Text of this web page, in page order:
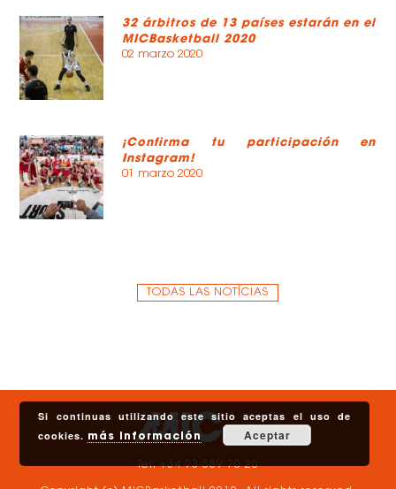
32 árbitros de 13 países estarán en el
MICBasketball 2020
02 marzo 2020
¡Confirma tu participación en
Instagram!
01 marzo 2020
TODAS LAS NOTÍCIAS
Tel. +34 93 589 70 20
Si continuas utilizando este sitio aceptas el uso de
cookies. más información Aceptar